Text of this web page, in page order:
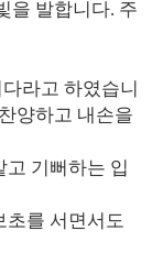
을 발합니다. 주
라고 하였습니
양하고 내손을
고 기뻐하는 입
초를 서면서도